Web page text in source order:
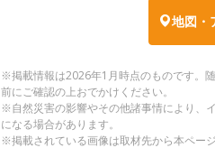
地図・
※掲載情報は2026年1月時点のものです。
前にご確認の上おでかけください。
※自然災害の影響やその他諸事情により、
になる場合があります。
※掲載されている画像は取材先から本ペー